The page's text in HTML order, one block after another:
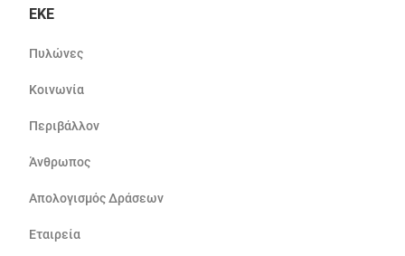
ΕΚΕ
Πυλώνες
Κοινωνία
Περιβάλλον
Άνθρωπος
Απολογισμός Δράσεων
Εταιρεία